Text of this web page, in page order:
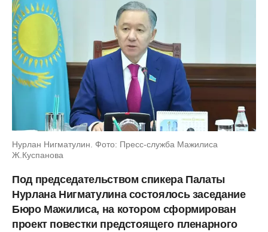
Нурлан Нигматулин. Фото: Пресс-служба Мажилиса
Ж.Куспанова
Под председательством спикера Палаты
Нурлана Нигматулина состоялось заседание
Бюро Мажилиса, на котором сформирован
проект повестки предстоящего пленарного